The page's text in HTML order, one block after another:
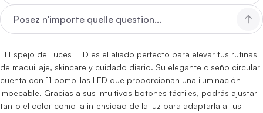
El Espejo de Luces LED es el aliado perfecto para elevar tus rutinas
de maquillaje, skincare y cuidado diario. Su elegante diseño circular
cuenta con 11 bombillas LED que proporcionan una iluminación
impecable. Gracias a sus intuitivos botones táctiles, podrás ajustar
tanto el color como la intensidad de la luz para adaptarla a tus